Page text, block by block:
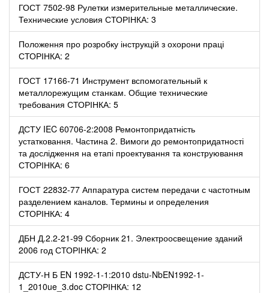
ГОСТ 7502-98 Рулетки измерительные металлические.
Технические условия СТОРІНКА: 3
Положення про розробку інструкцій з охорони праці
СТОРІНКА: 2
ГОСТ 17166-71 Инструмент вспомогательный к
металлорежущим станкам. Общие технические
требования СТОРІНКА: 5
ДСТУ IEC 60706-2:2008 Ремонтопридатність
устатковання. Частина 2. Вимоги до ремонтопридатності
та дослідження на етапі проектування та конструювання
СТОРІНКА: 6
ГОСТ 22832-77 Аппаратура систем передачи с частотным
разделением каналов. Термины и определения
СТОРІНКА: 4
ДБН Д.2.2-21-99 Сборник 21. Электроосвещение зданий
2006 год СТОРІНКА: 2
ДСТУ-Н Б EN 1992-1-1:2010 dstu-NbEN1992-1-
1_2010ue_3.doc СТОРІНКА: 12